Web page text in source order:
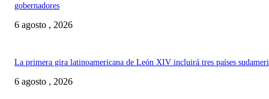
gobernadores
6 agosto , 2026
La primera gira latinoamericana de León XIV incluirá tres países
6 agosto , 2026